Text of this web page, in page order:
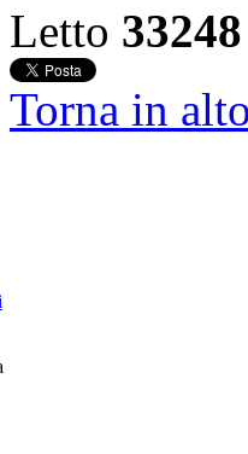
Letto 33248
Torna in alto